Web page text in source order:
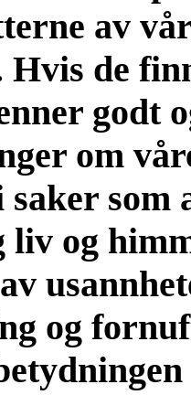
av
de
godt
om
saker som
liv og
og